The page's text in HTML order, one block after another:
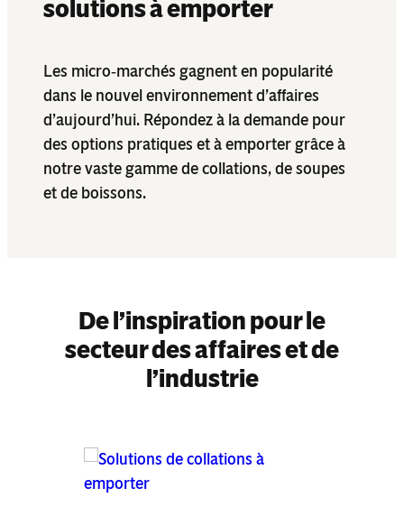
solutions à emporter
Les micro‑marchés gagnent en popularité
dans le nouvel environnement d’affaires
d’aujourd’hui. Répondez à la demande pour
des options pratiques et à emporter grâce à
notre vaste gamme de collations, de soupes
et de boissons.
De l’inspiration pour le
secteur des affaires et de
l’industrie